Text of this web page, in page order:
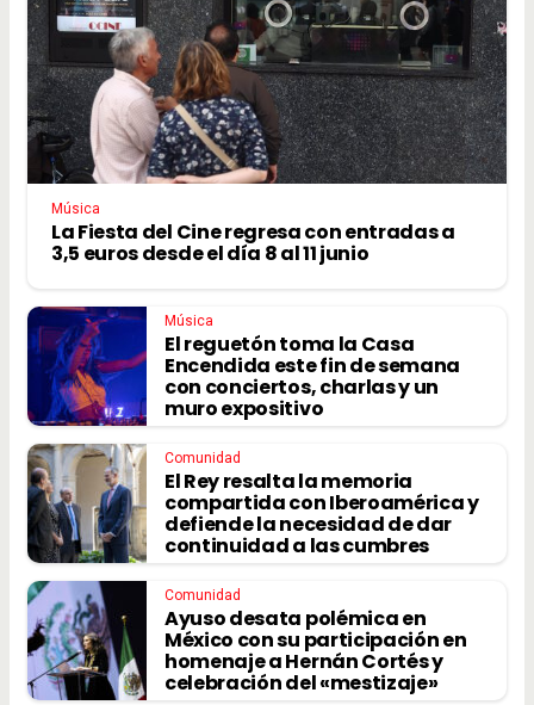
Música
La Fiesta del Cine regresa con entradas a
3,5 euros desde el día 8 al 11 junio
Música
El reguetón toma la Casa
Encendida este fin de semana
con conciertos, charlas y un
muro expositivo
Comunidad
El Rey resalta la memoria
compartida con Iberoamérica y
defiende la necesidad de dar
continuidad a las cumbres
Comunidad
Ayuso desata polémica en
México con su participación en
homenaje a Hernán Cortés y
celebración del «mestizaje»